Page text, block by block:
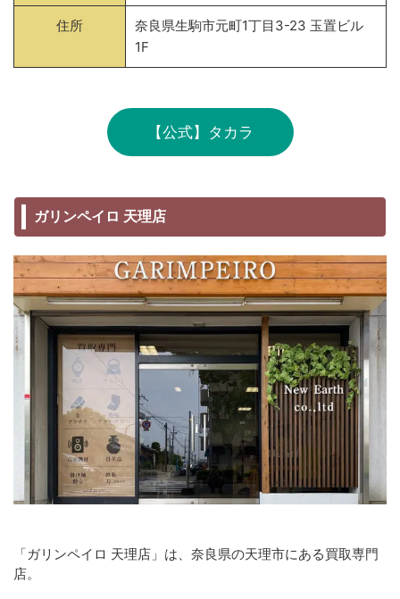
住所
奈良県生駒市元町1丁目3-23 玉置ビル
1F
【公式】タカラ
ガリンペイロ 天理店
「ガリンペイロ 天理店」は、奈良県の天理市にある買取専門
店。